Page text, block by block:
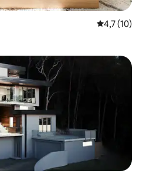
4,7 de uma
4,7 (10)